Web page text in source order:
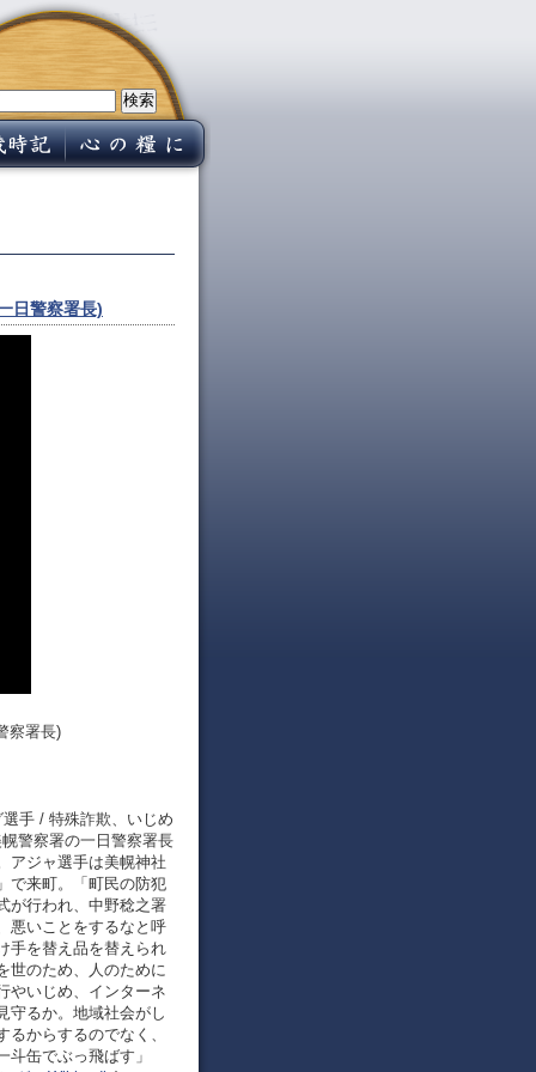
日警察署長)
察署長)
手 / 特殊詐欺、いじめ
警察署の一日警察署長
アジャ選手は美幌神社
で来町。「町民の防犯
が行われ、中野稔之署
悪いことをするなと呼
手を替え品を替えられ
世のため、人のために
やいじめ、インターネ
守るか。地域社会がし
からするのでなく、
缶でぶっ飛ばす」